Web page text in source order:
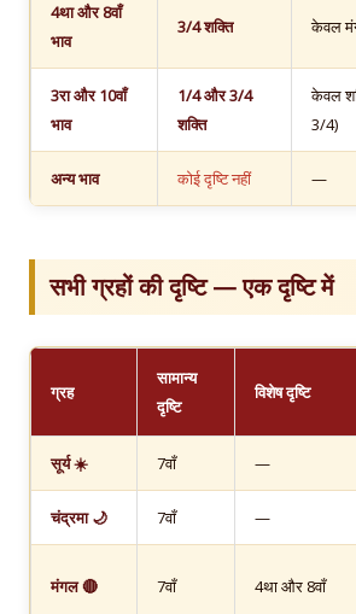
4था और 8वाँ
भाव
3/4 शक्ति केवल
3रा और 10वाँ
भाव
1/4 और 3/4
शक्ति
केवल
3/4)
अन्य भाव कोई दृष्टि नहीं —
सभी ग्रहों की दृष्टि — एक दृष्टि में
ग्रह
सामान्य
दृष्टि
विशेष दृष्टि
सूर्य ☀️ 7वाँ —
चंद्रमा 🌙 7वाँ —
मंगल 🔴 7वाँ 4था और 8वाँ